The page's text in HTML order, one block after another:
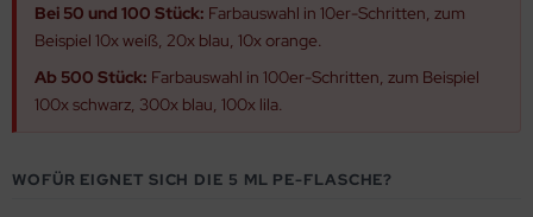
Bei 50 und 100 Stück: Farbauswahl in 10er-Schritten, zum
Beispiel 10x weiß, 20x blau, 10x orange.
Ab 500 Stück: Farbauswahl in 100er-Schritten, zum Beispiel
100x schwarz, 300x blau, 100x lila.
WOFÜR EIGNET SICH DIE 5 ML PE-FLASCHE?